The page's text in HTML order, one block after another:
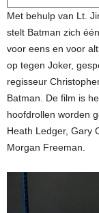
Met behulp van Lt.
stelt Batman zich
voor eens en voor
op tegen Joker,
regisseur
Batman. De film is
hoofdrollen worden
Heath Ledger, Gary
Morgan Freeman.